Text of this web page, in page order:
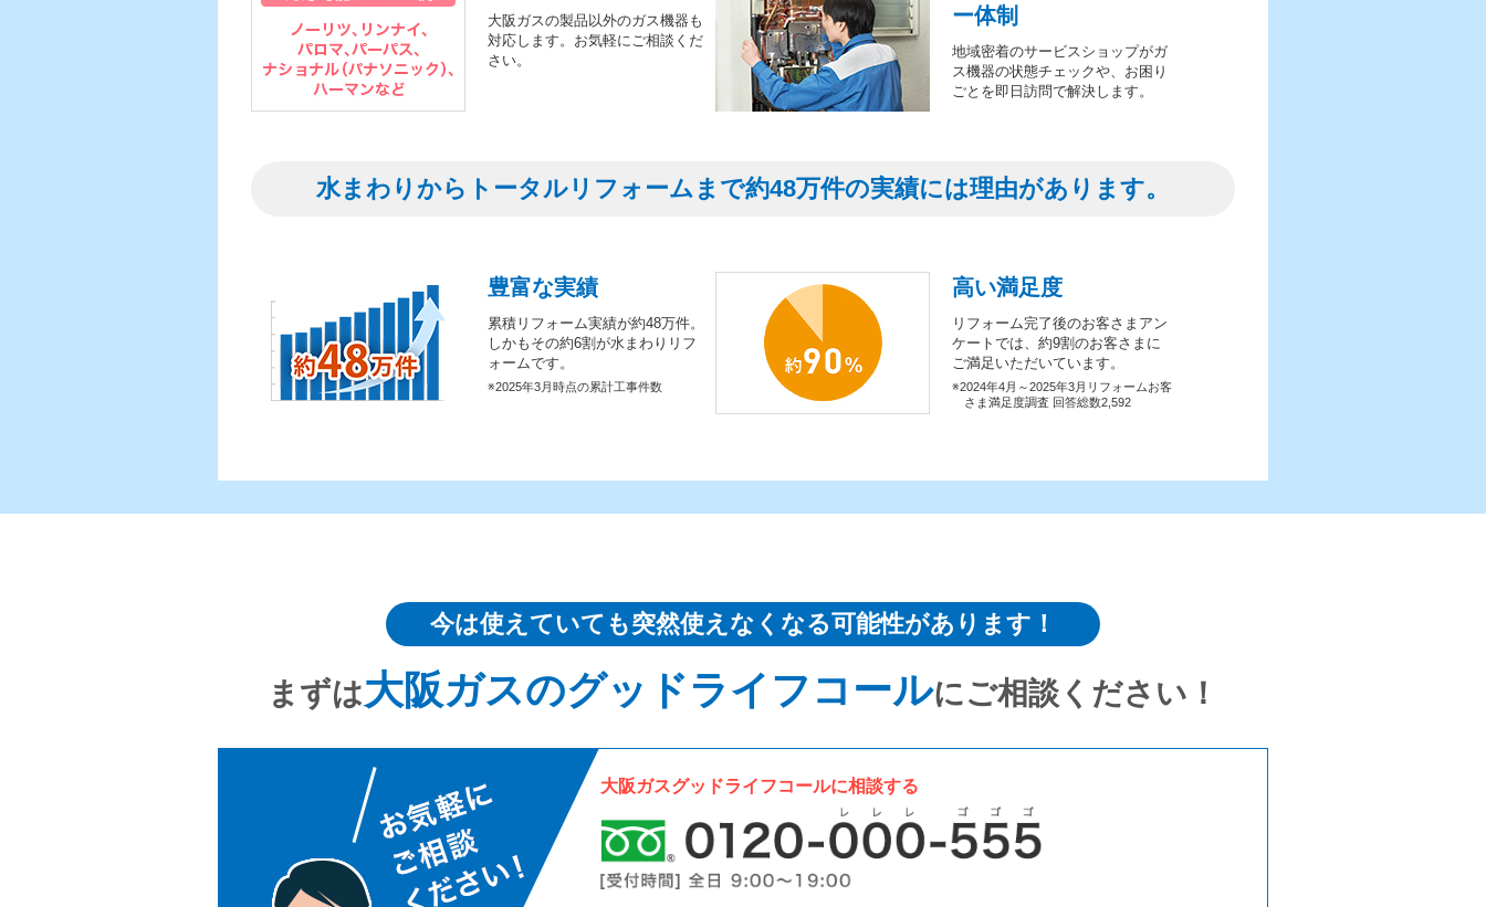
大阪ガスの製品以外のガス機器も
対応します。お気軽にご相談くだ
さい。
ー体制
地域密着のサービスショップがガ
ス機器の状態チェックや、お困り
ごとを即日訪問で解決します。
水まわりからトータルリフォームまで約48万件の実績には理由があります。
豊富な実績
累積リフォーム実績が約48万件。
しかもその約6割が水まわりリフ
ォームです。
※2025年3月時点の累計工事件数
高い満足度
リフォーム完了後のお客さまアン
ケートでは、約9割のお客さまに
ご満足いただいています。
※2024年4月～2025年3月リフォームお客
さま満足度調査 回答総数2,592
今は使えていても突然使えなくなる可能性があります！
まずは大阪ガスのグッドライフコールにご相談ください！
大阪ガスグッドライフコールに相談する